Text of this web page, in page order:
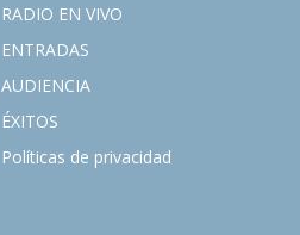
RADIO EN VIVO
ENTRADAS
AUDIENCIA
ÉXITOS
Políticas de privacidad